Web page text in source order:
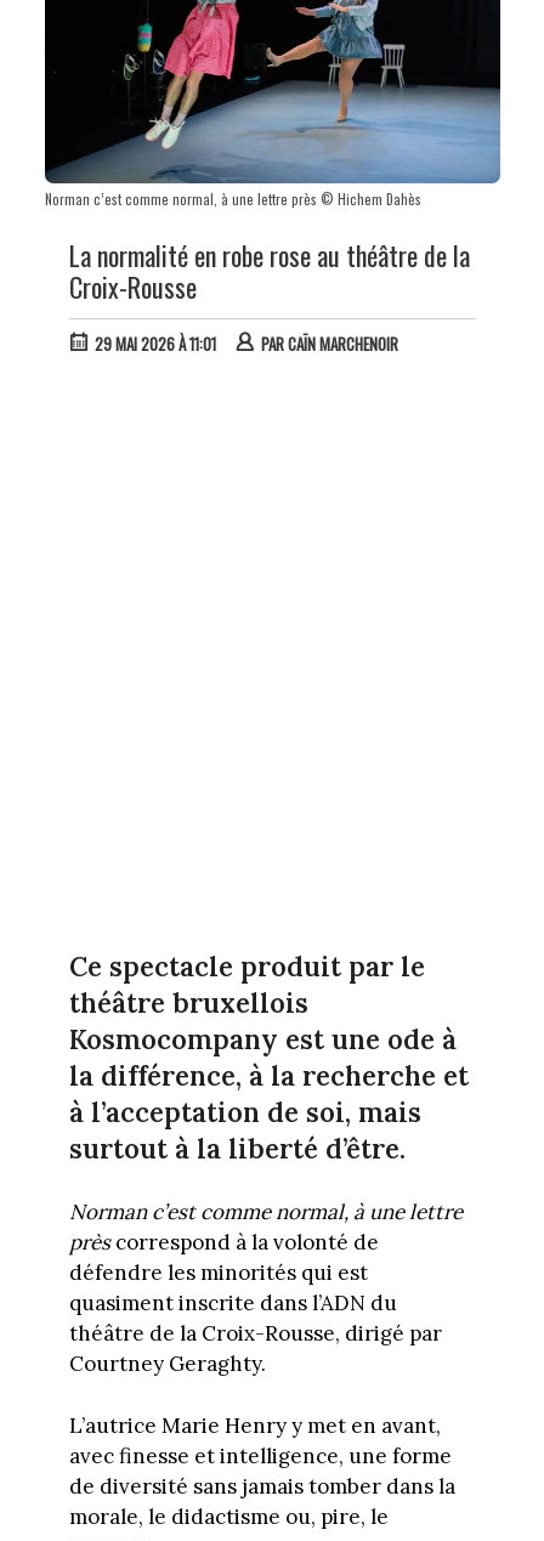
Norman c’est comme normal, à une lettre près © Hichem Dahès
La normalité en robe rose au théâtre de la
Croix-Rousse
29 MAI 2026 À 11:01 PARCAÏN MARCHENOIR
Ce spectacle produit par le
théâtre bruxellois
Kosmocompany est une ode à
la différence, à la recherche et
à l’acceptation de soi, mais
surtout à la liberté d’être.
Norman c’est comme normal, à une lettre
prèscorrespond à la volonté de
défendre les minorités qui est
quasiment inscrite dans l’ADN du
théâtre de la Croix-Rousse, dirigé par
Courtney Geraghty.
L’autrice Marie Henry y met en avant,
avec finesse et intelligence, une forme
de diversité sans jamais tomber dans la
morale, le didactisme ou, pire, le